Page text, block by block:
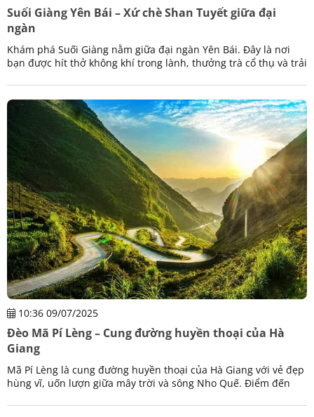
Suối Giàng Yên Bái – Xứ chè Shan Tuyết giữa đại
ngàn
Khám phá Suối Giàng nằm giữa đại ngàn Yên Bái. Đây là nơi
bạn được hít thở không khí trong lành, thưởng trà cổ thụ và trải
10:36 09/07/2025
Đèo Mã Pí Lèng – Cung đường huyền thoại của Hà
Giang
Mã Pí Lèng là cung đường huyền thoại của Hà Giang với vẻ đẹp
hùng vĩ, uốn lượn giữa mây trời và sông Nho Quế. Điểm đến